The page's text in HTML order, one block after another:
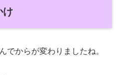
け
でからが変わりましたね。